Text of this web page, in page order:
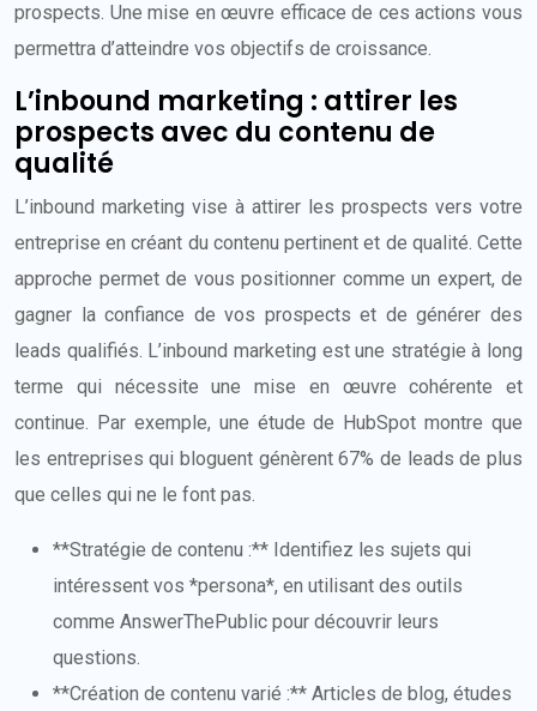
prospects. Une mise en œuvre efficace de ces actions vous
permettra d’atteindre vos objectifs de croissance.
L’inbound marketing : attirer les
prospects avec du contenu de
qualité
L’inbound marketing vise à attirer les prospects vers votre
entreprise en créant du contenu pertinent et de qualité. Cette
approche permet de vous positionner comme un expert, de
gagner la confiance de vos prospects et de générer des
leads qualifiés. L’inbound marketing est une stratégie à long
terme qui nécessite une mise en œuvre cohérente et
continue. Par exemple, une étude de HubSpot montre que
les entreprises qui bloguent génèrent 67% de leads de plus
que celles qui ne le font pas.
**Stratégie de contenu :** Identifiez les sujets qui
intéressent vos *persona*, en utilisant des outils
comme AnswerThePublic pour découvrir leurs
questions.
**Création de contenu varié :** Articles de blog, études